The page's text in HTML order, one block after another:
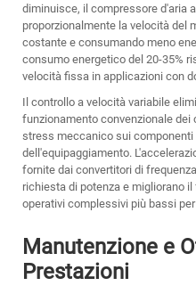
diminuisce, il compressore d'aria
proporzionalmente la velocità del
costante e consumando meno
consumo energetico del 20-35%
velocità fissa in applicazioni con
Il controllo a velocità variabile
funzionamento convenzionale dei
stress meccanico sui componenti
dell'equipaggiamento.
fornite dai convertitori di
richiesta di potenza e migliorano
operativi complessivi più bassi
Manutenzione e
Prestazioni